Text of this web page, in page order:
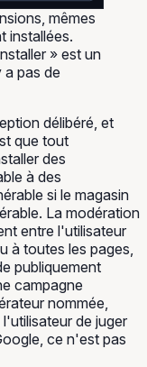
mêmes
installées.
» est un
pas de
délibéré, et
que tout
des
à des
si le magasin
La modération
entre l'utilisateur
à toutes les pages,
publiquement
campagne
nommée,
de juger
ce n'est pas